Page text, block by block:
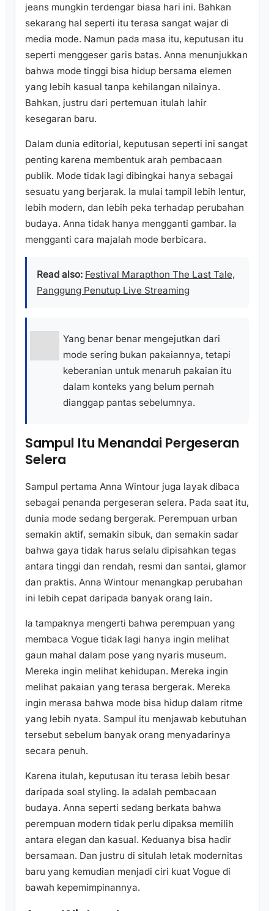
jeans mungkin terdengar biasa hari ini. Bahkan
sekarang hal seperti itu terasa sangat wajar di
media mode. Namun pada masa itu, keputusan itu
seperti menggeser garis batas. Anna menunjukkan
bahwa mode tinggi bisa hidup bersama elemen
yang lebih kasual tanpa kehilangan nilainya.
Bahkan, justru dari pertemuan itulah lahir
kesegaran baru.
Dalam dunia editorial, keputusan seperti ini sangat
penting karena membentuk arah pembacaan
publik. Mode tidak lagi dibingkai hanya sebagai
sesuatu yang berjarak. Ia mulai tampil lebih lentur,
lebih modern, dan lebih peka terhadap perubahan
budaya. Anna tidak hanya mengganti gambar. Ia
mengganti cara majalah mode berbicara.
Read also: Festival Marapthon The Last Tale,
Panggung Penutup Live Streaming
Yang benar benar mengejutkan dari
mode sering bukan pakaiannya, tetapi
keberanian untuk menaruh pakaian itu
dalam konteks yang belum pernah
dianggap pantas sebelumnya.
Sampul Itu Menandai Pergeseran
Selera
Sampul pertama Anna Wintour juga layak dibaca
sebagai penanda pergeseran selera. Pada saat itu,
dunia mode sedang bergerak. Perempuan urban
semakin aktif, semakin sibuk, dan semakin sadar
bahwa gaya tidak harus selalu dipisahkan tegas
antara tinggi dan rendah, resmi dan santai, glamor
dan praktis. Anna Wintour menangkap perubahan
ini lebih cepat daripada banyak orang lain.
Ia tampaknya mengerti bahwa perempuan yang
membaca Vogue tidak lagi hanya ingin melihat
gaun mahal dalam pose yang nyaris museum.
Mereka ingin melihat kehidupan. Mereka ingin
melihat pakaian yang terasa bergerak. Mereka
ingin merasa bahwa mode bisa hidup dalam ritme
yang lebih nyata. Sampul itu menjawab kebutuhan
tersebut sebelum banyak orang menyadarinya
secara penuh.
Karena itulah, keputusan itu terasa lebih besar
daripada soal styling. Ia adalah pembacaan
budaya. Anna seperti sedang berkata bahwa
perempuan modern tidak perlu dipaksa memilih
antara elegan dan kasual. Keduanya bisa hadir
bersamaan. Dan justru di situlah letak modernitas
baru yang kemudian menjadi ciri kuat Vogue di
bawah kepemimpinannya.